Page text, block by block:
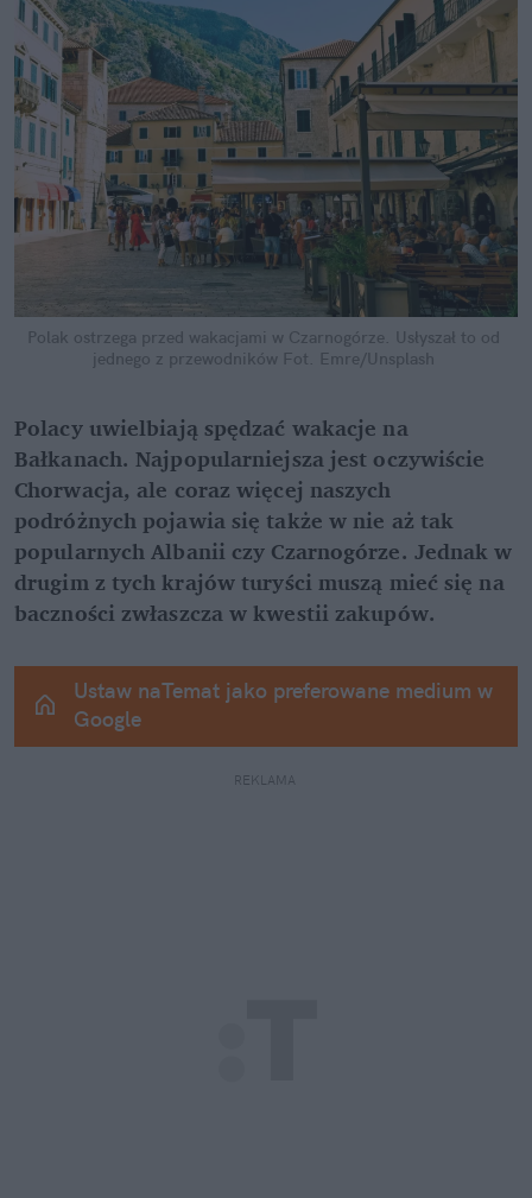
Polak ostrzega przed wakacjami w Czarnogórze. Usłyszał to od
jednego z przewodników Fot. Emre/Unsplash
Polacy uwielbiają spędzać wakacje na
Bałkanach. Najpopularniejsza jest oczywiście
Chorwacja, ale coraz więcej naszych
podróżnych pojawia się także w nie aż tak
popularnych Albanii czy Czarnogórze. Jednak w
drugim z tych krajów turyści muszą mieć się na
baczności zwłaszcza w kwestii zakupów.
Ustaw naTemat jako preferowane medium w
Google
REKLAMA